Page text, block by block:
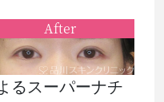
るスーパーナチ
After